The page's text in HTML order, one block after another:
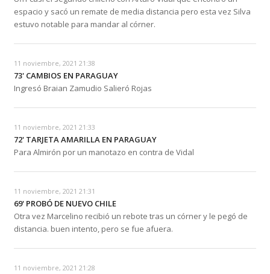
espacio y sacó un remate de media distancia pero esta vez Silva
estuvo notable para mandar al córner.
11 noviembre, 2021 21:38
73' CAMBIOS EN PARAGUAY
Ingresó Braian Zamudio Salieró Rojas
11 noviembre, 2021 21:33
72' TARJETA AMARILLA EN PARAGUAY
Para Almirón por un manotazo en contra de Vidal
11 noviembre, 2021 21:31
69' PROBÓ DE NUEVO CHILE
Otra vez Marcelino recibió un rebote tras un córner y le pegó de
distancia. buen intento, pero se fue afuera.
11 noviembre, 2021 21:28